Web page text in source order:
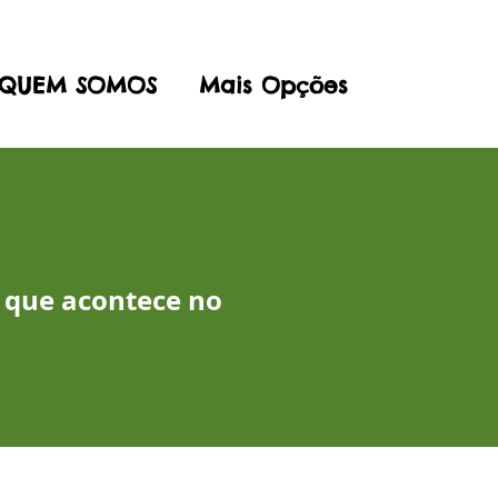
SOMOS Mais Opções
acontece no